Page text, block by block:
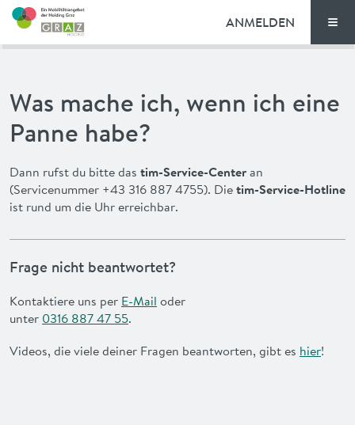
FAQ
VORTEILE
ENGLISH
ANMELDEN
Was mache ich, wenn ich eine
Panne habe?
Dann rufst du bitte das tim-Service-Centeran
(Servicenummer +43 316 887 4755). Dietim-Service-Hotline
ist rund um die Uhr erreichbar.
Frage nicht beantwortet?
Kontaktiere uns per E-Mail oder
unter 0316 887 47 55.
Videos, die viele deiner Fragen beantworten, gibt es hier!